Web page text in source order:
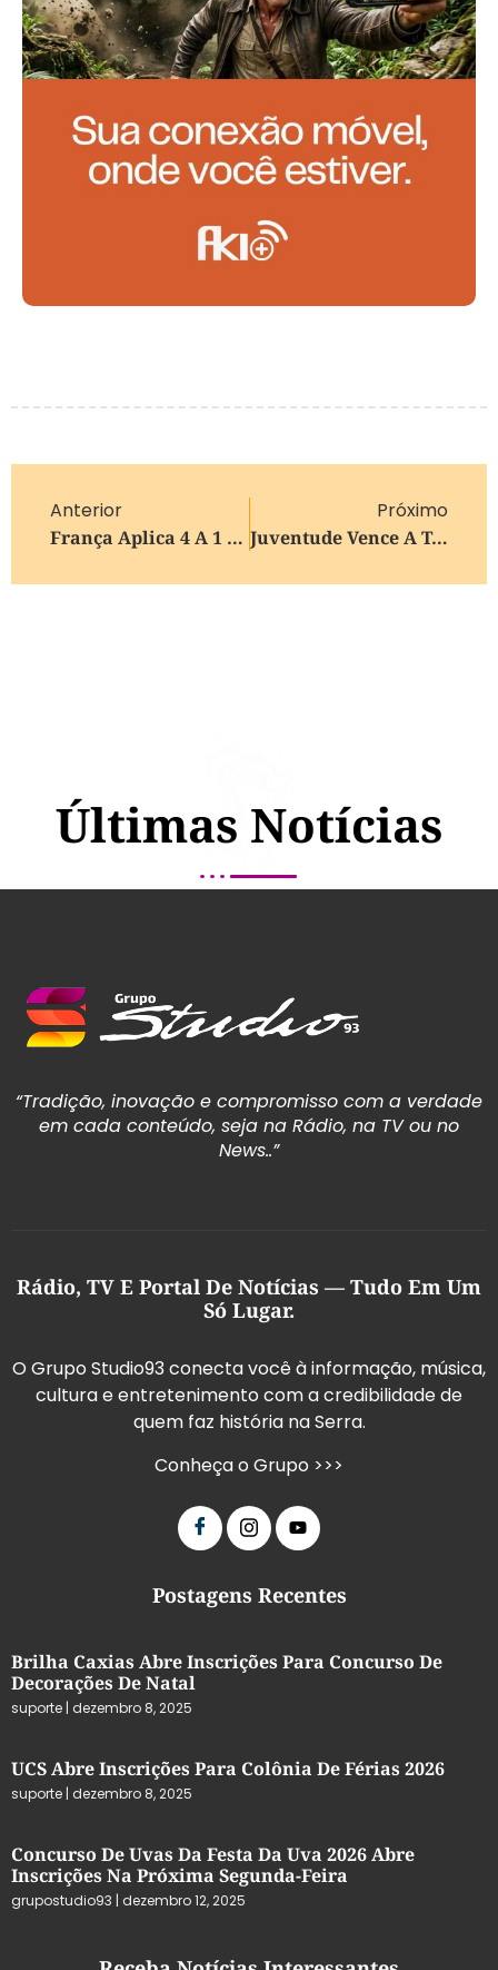
Anterior
França Aplica 4 A 1 Na Noruega E Termina Em 1º No Grupo I Da Copa
Próximo
Juventude Vence A Terceira Consecutiva E Sobe Na Série B
Últimas Notícias
“Tradição, inovação e compromisso com a verdade
em cada conteúdo, seja na Rádio, na TV ou no
News..”
Rádio, TV E Portal De Notícias — Tudo Em Um
Só Lugar.
O Grupo Studio93 conecta você à informação, música,
cultura e entretenimento com a credibilidade de
quem faz história na Serra.
Conheça o Grupo >>>
Postagens Recentes
Brilha Caxias Abre Inscrições Para Concurso De
Decorações De Natal
suporte dezembro 8, 2025
UCS Abre Inscrições Para Colônia De Férias 2026
suporte dezembro 8, 2025
Concurso De Uvas Da Festa Da Uva 2026 Abre
Inscrições Na Próxima Segunda-Feira
grupostudio93 dezembro 12, 2025